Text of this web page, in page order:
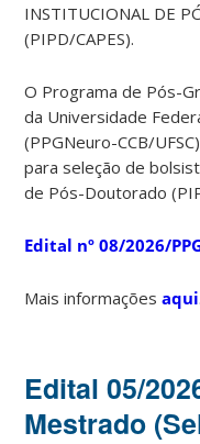
INSTITUCIONAL DE
(PIPD/CAPES).
O Programa de Pós-
da Universidade
(PPGNeuro-CCB/
para seleção de
de Pós-Doutorado
Edital nº 08/2026/
Mais informaçõesaqui
Edital 05/
Mestrado